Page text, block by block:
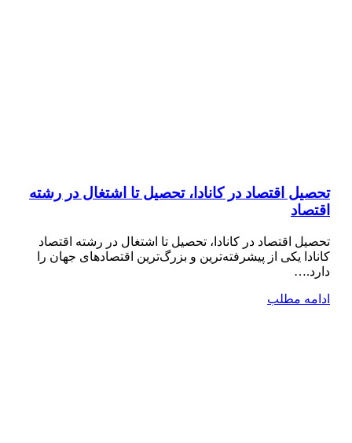
تحصیل اقتصاد در کانادا، تحصیل تا اشتغال در رشته
اقتصاد
تحصیل اقتصاد در کانادا، تحصیل تا اشتغال در رشته اقتصاد
کانادا یکی از پیشرفته‌ترین و بزرگ‌ترین اقتصادهای جهان را
دارد.…
ادامه مطلب